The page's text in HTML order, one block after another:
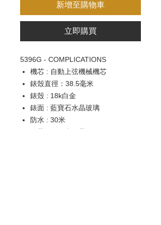
新增至購物車
立即購買
5396G - COMPLICATIONS
機芯 : 自動上弦機械機芯
錶殼直徑：38.5毫米
錶殼 : 18k白金
錶面 : 藍寶石水晶玻璃
防水 : 30米